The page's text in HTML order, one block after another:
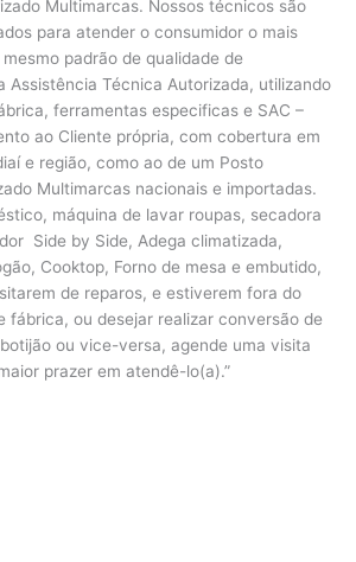
Multimarcas. Nossos técnicos são
para atender o consumidor o mais
padrão de qualidade de
Assistência Técnica Autorizada, utilizando
ferramentas especificas e SAC –
ao Cliente própria, com cobertura em
e região, como ao de um Posto
Multimarcas nacionais e importadas.
máquina de lavar roupas, secadora
Side by Side, Adega climatizada,
Cooktop, Forno de mesa e embutido,
de reparos, e estiverem fora do
fábrica, ou desejar realizar conversão de
ou vice-versa, agende uma visita
prazer em atendê-lo(a).”